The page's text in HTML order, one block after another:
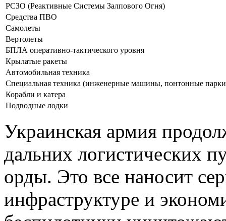
РСЗО (Реактивные Системы Залпового Огня)
Средства ПВО
Самолеты
Вертолеты
БПЛА оперативно-тактического уровня
Крылатые ракеты
Автомобильная техника
Специальная техника (инженерные машины, понтонные
Корабли и катера
Подводные лодки
Украинская армия
дальних логистических
орды. Это все наносит
инфраструктуре и